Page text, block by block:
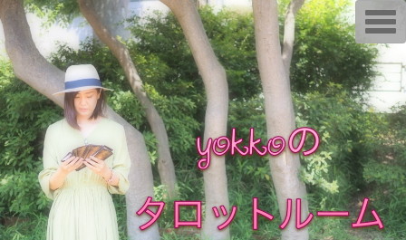
T
o
g
g
l
e
n
a
v
i
g
a
t
i
o
n